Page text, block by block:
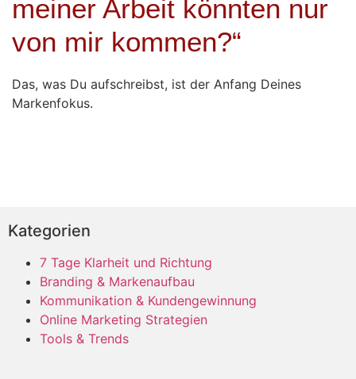
meiner Arbeit könnten nur
von mir kommen?“
Das, was Du aufschreibst, ist der Anfang Deines
Markenfokus.
Kategorien
7 Tage Klarheit und Richtung
Branding & Markenaufbau
Kommunikation & Kundengewinnung
Online Marketing Strategien
Tools & Trends